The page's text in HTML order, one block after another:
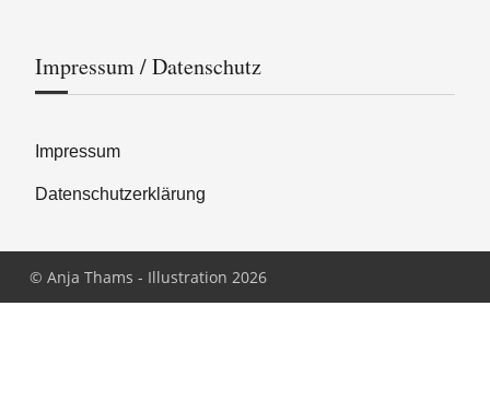
Impressum / Datenschutz
Impressum
Datenschutzerklärung
© Anja Thams - Illustration 2026